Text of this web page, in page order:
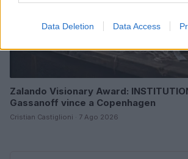
Data Deletion Data Access
Zalando Visionary Award:
Gassanoff vince a Copenhagen
Cristian Castiglioni · 7 Ago 2026